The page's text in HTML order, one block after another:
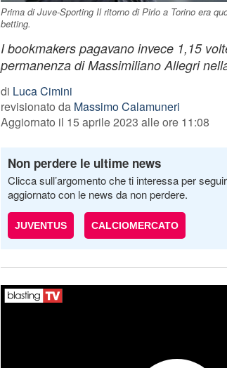
Prima di Juve-Sporting Il ritorno di Pirlo a Torino era
betting.
I bookmakers pagavano invece 1,15
permanenza di Massimiliano Allegri
di Luca Cimini
revisionato da Massimo Calamuneri
Aggiornato il 15 aprile 2023 alle ore 11:08
Non perdere le ultime news
Clicca sull’argomento che ti interessa per
aggiornato con le news da non perdere.
JUVENTUS CALCIOMERCATO